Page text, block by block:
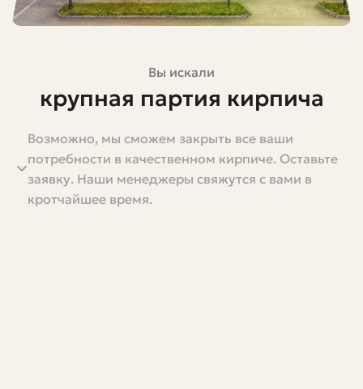
Вы искали
крупная партия кирпича
Покупка крупной партии кирпича — это не только
вопрос цены. Это планирование логистики, выбор
правильного типа материала, расчет запасов с учетом
бой, продуманные условия разгрузки и хранения. Если
Возможно, мы сможем закрыть все ваши
потребности в качественном кирпиче. Оставьте
заявку. Наши менеджеры свяжутся с вами в
кротчайшее время.